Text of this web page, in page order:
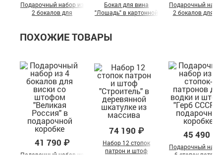
Подарочный набор из
2 бокалов для
подарочной коробке
Бокал для вина
"Лошадь" в картонной
Подарочный
2 бокалов для
ПОХОЖИЕ ТОВАРЫ
41 790 ₽
Подарочный набор из
74 190 ₽
Набор 12 стопок
патрон и штоф
45 490 ₽
Подарочный
6 стопок-